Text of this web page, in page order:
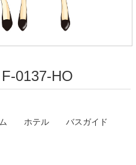
F-0137-HO
ホテル
バスガイド